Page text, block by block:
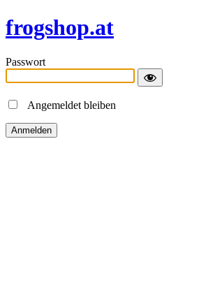
frogshop.at
Passwort
Angemeldet bleiben